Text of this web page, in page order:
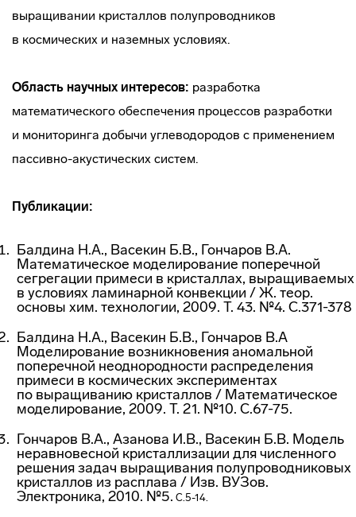
выращивании кристаллов полупроводников
в космических и наземных условиях.
Область научных интересов: разработка
математического обеспечения процессов разработки
и мониторинга добычи углеводородов с применением
пассивно-акустических систем.
Публикации:
Балдина Н.А., Васекин Б.В., Гончаров В.А.
Математическое моделирование поперечной
сегрегации примеси в кристаллах, выращиваемых
в условиях ламинарной конвекции / Ж. теор.
основы хим. технологии, 2009. Т. 43. №4. С.371-378
Балдина Н.А., Васекин Б.В., Гончаров В.А
Моделирование возникновения аномальной
поперечной неоднородности распределения
примеси в космических экспериментах
по выращиванию кристаллов / Математическое
моделирование, 2009. Т. 21. №10. С.67-75.
Гончаров В.А., Азанова И.В., Васекин Б.В. Модель
неравновесной кристаллизации для численного
решения задач выращивания полупроводниковых
кристаллов из расплава / Изв. ВУЗов.
Электроника, 2010. №5. С.5-14.